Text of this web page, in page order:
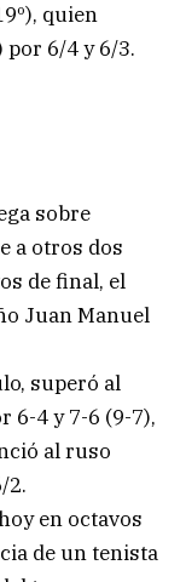
quien
por 6/4 y 6/3.
sobre
a otros dos
de final, el
Juan Manuel
superó al
6-4 y 7-6 (9-7),
al ruso
2.
en octavos
de un tenista